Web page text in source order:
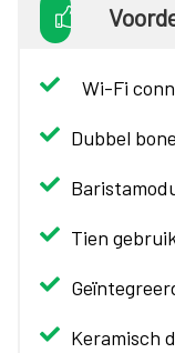
Wi-Fi
Dubbel
Tien
Keramisch